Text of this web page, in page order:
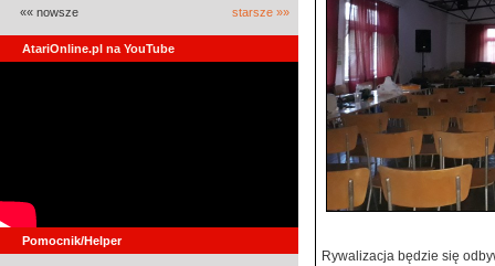
«« nowsze starsze »»
AtariOnline.pl na YouTube
Pomocnik/Helper
Rywalizacja będzie się